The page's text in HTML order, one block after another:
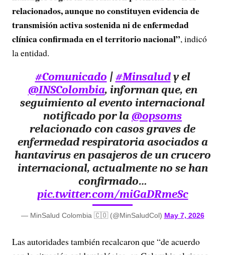
relacionados, aunque no constituyen evidencia de
transmisión activa sostenida ni de enfermedad
clínica confirmada en el territorio nacional”, indicó
la entidad.
#Comunicado |#Minsaludy el
@INSColombia, informan que, en
seguimiento al evento internacional
notificado por la@opsoms
relacionado con casos graves de
enfermedad respiratoria asociados a
hantavirus en pasajeros de un crucero
internacional, actualmente no se han
confirmado…
pic.twitter.com/miGaDRmeSc
— MinSalud Colombia 🇨🇴 (@MinSaludCol) May 7, 2026
Las autoridades también recalcaron que “de acuerdo